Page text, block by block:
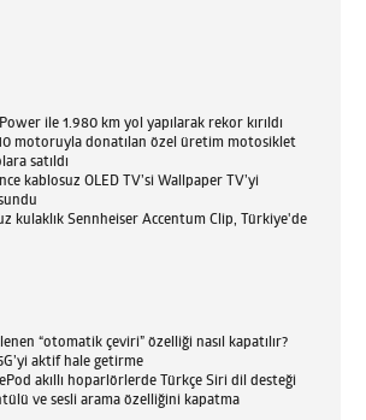
ile 1.980 km yol yapılarak rekor kırıldı
motoruyla donatılan özel üretim motosiklet
satıldı
kablosuz OLED TV’si Wallpaper TV’yi
kulaklık Sennheiser Accentum Clip, Türkiye'de
“otomatik çeviri” özelliği nasıl kapatılır?
aktif hale getirme
akıllı hoparlörlerde Türkçe Siri dil desteği
ve sesli arama özelliğini kapatma